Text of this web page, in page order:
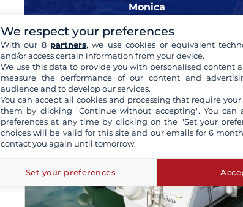
Monica
We respect your preferences
With our 8 partners, we use cookies or equivalent
and/or access certain information from your device.
We use this data to provide you with personalised content
measure the performance of our content and
audience and to develop our services.
You can accept all cookies and processing that require
them by clicking "Continue without accepting". You can
preferences at any time by clicking on the "Set your
choices will be valid for this site and our emails for 6
contact you again until tomorrow.
Set your preferences